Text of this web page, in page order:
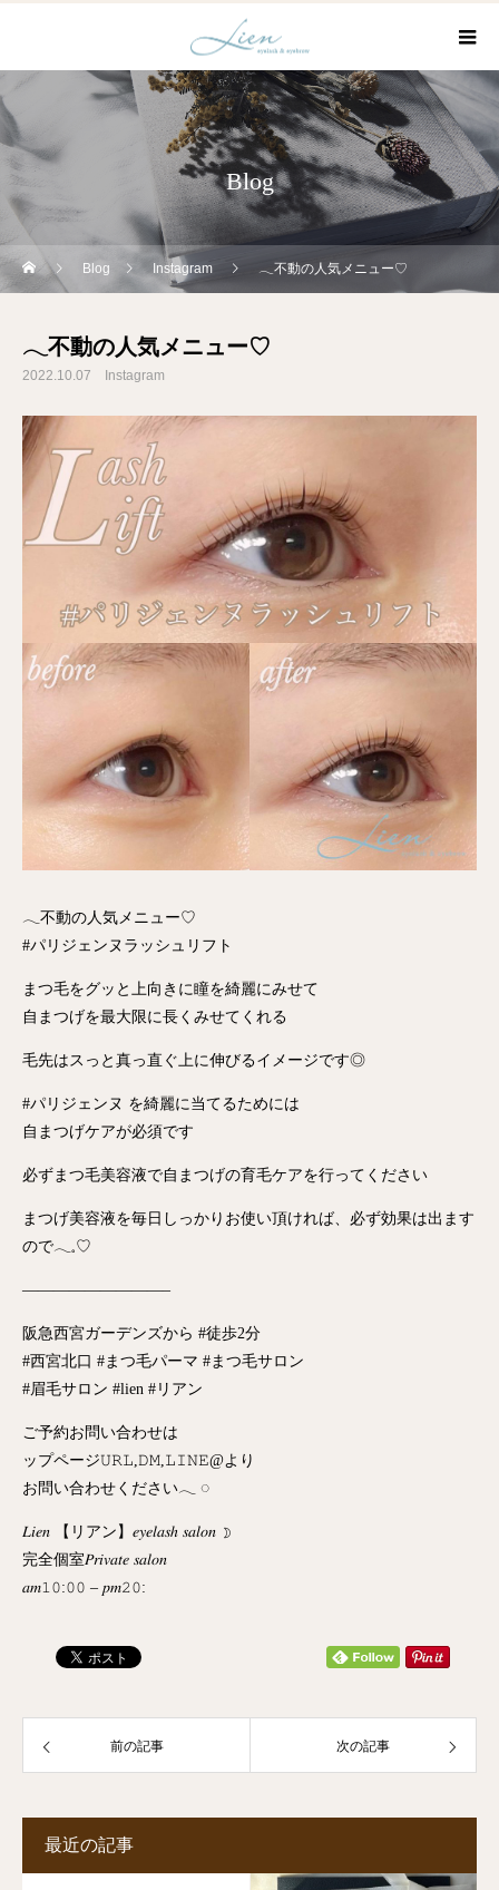
Blog
Blog Instagram 𓂃不動の人気メニュー♡
𓂃不動の人気メニュー♡
2022.10.07 Instagram
𓂃不動の人気メニュー♡
#パリジェンヌラッシュリフト
まつ毛をグッと上向きに瞳を綺麗にみせて
自まつげを最大限に長くみせてくれる
毛先はスっと真っ直ぐ上に伸びるイメージです◎
#パリジェンヌ を綺麗に当てるためには
自まつげケアが必須です
必ずまつ毛美容液で自まつげの育毛ケアを行ってください︎︎
まつげ美容液を毎日しっかりお使い頂ければ、必ず効果は出ます
ので𓂃𓈒♡
‪—————————–
阪急西宮ガーデンズから #徒歩2分
#西宮北口 #まつ毛パーマ #まつ毛サロン
#眉毛サロン #lien #リアン
ご予約お問い合わせは
ップページ𝚄𝚁𝙻,𝙳𝙼,𝙻𝙸𝙽𝙴@より
お問い合わせください𓂃 ◌
‬𝐿𝑖𝑒𝑛 【リアン】𝑒𝑦𝑒𝑙𝑎𝑠ℎ 𝑠𝑎𝑙𝑜𝑛 ☽
完全個室𝑃𝑟𝑖𝑣𝑎𝑡𝑒 𝑠𝑎𝑙𝑜𝑛
𝑎𝑚𝟷𝟶:𝟶𝟶 – 𝑝𝑚𝟸𝟶:
前の記事 次の記事
最近の記事